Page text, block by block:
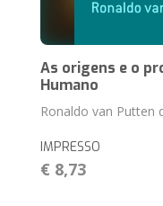
As origens e o
Humano
Ronaldo van Putten
IMPRESSO
€ 8,73